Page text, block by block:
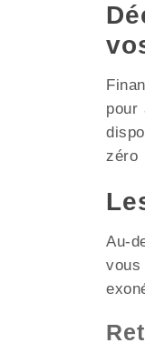
pour
zéro
Au-
vous